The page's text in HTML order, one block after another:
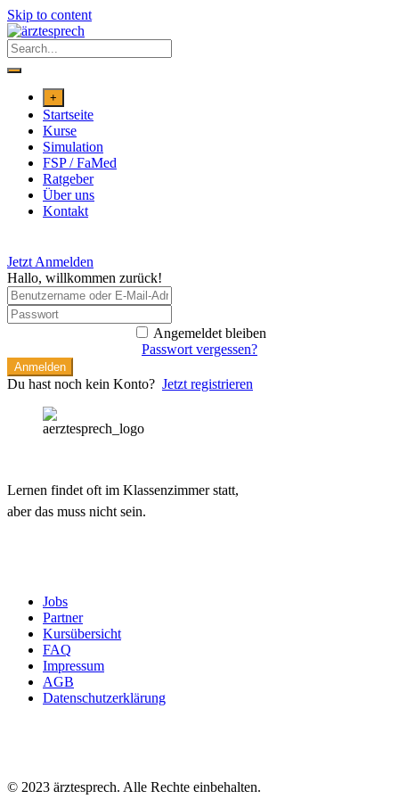
Skip to content
+
Startseite
Kurse
Simulation
FSP / FaMed
Ratgeber
Über uns
Kontakt
Jetzt Anmelden
Hallo, willkommen zurück!
Angemeldet bleiben
Passwort vergessen?
Anmelden
Du hast noch kein Konto? Jetzt registrieren
Lernen findet oft im Klassenzimmer statt,
aber das muss nicht sein.
Jobs
Partner
Kursübersicht
FAQ
Impressum
AGB
Datenschutzerklärung
© 2023 ärztesprech. Alle Rechte einbehalten.